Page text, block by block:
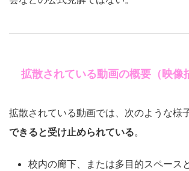
拡散されている動画の概要（映像
拡散されている動画では、次のような様
できると受け止められている。
校内の廊下、または多目的スペース